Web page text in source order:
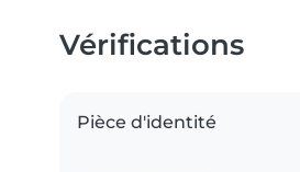
Vérifications
Pièce d'identité